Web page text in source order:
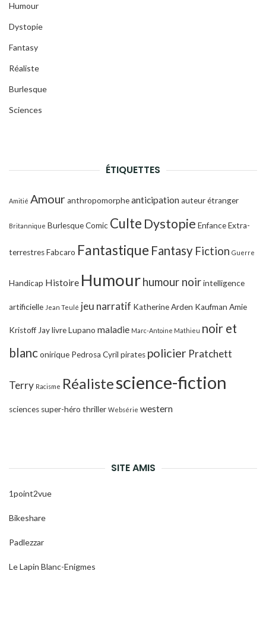
Humour
Dystopie
Fantasy
Réaliste
Burlesque
Sciences
ÉTIQUETTES
Amitié Amour anthropomorpheanticipationauteur étranger
Britannique BurlesqueComic Culte Dystopie EnfanceExtra-
terrestresFabcaro Fantastique Fantasy Fiction Guerre
Handicap Histoire Humourhumour noirintelligence
artificielle Jean Teulé jeu narratif Katherine Arden Kaufman Amie
Kristoff JaylivreLupano maladie Marc-Antoine Mathieu noir et
blanconirique Pedrosa Cyril pirates policier Pratchett
Terry Racisme Réalistescience-fiction
sciences super-héro thriller Websérie western
SITE AMIS
1point2vue
Bikeshare
Padlezzar
Le Lapin Blanc-Enigmes